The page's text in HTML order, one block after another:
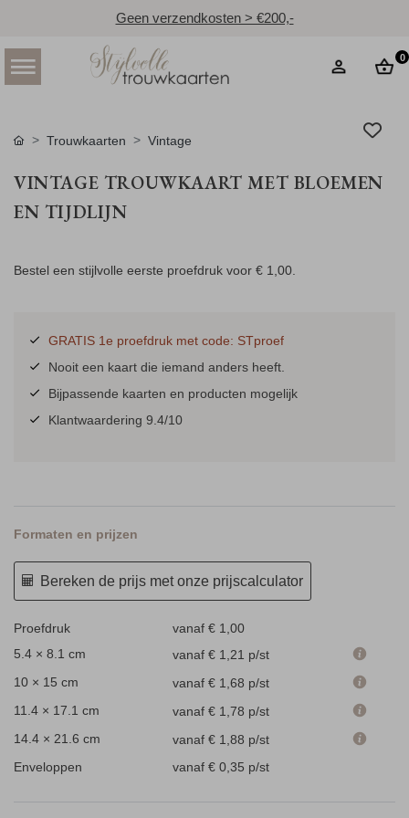
Geen verzendkosten > €200,-
0
Trouwkaarten Vintage
VINTAGE TROUWKAART MET BLOEMEN
EN TIJDLIJN
Bestel een stijlvolle eerste proefdruk voor € 1,00.
GRATIS 1e proefdruk met code: STproef
Nooit een kaart die iemand anders heeft.
Bijpassende kaarten en producten mogelijk
Klantwaardering 9.4/10
Formaten en prijzen
Bereken de prijs met onze prijscalculator
Proefdruk
vanaf € 1,00
5.4 × 8.1 cm
vanaf € 1,21 p/st
10 × 15 cm
vanaf € 1,68 p/st
11.4 × 17.1 cm
vanaf € 1,78 p/st
14.4 × 21.6 cm
vanaf € 1,88 p/st
Enveloppen
vanaf € 0,35 p/st